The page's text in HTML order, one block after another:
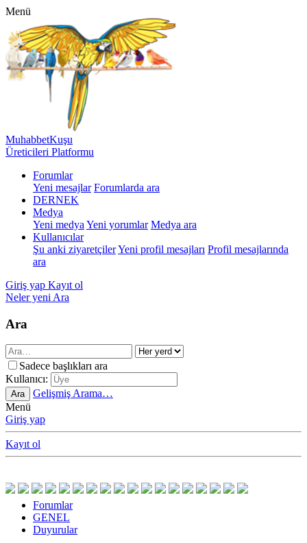
Menü
MuhabbetKuşu
Üreticileri Platformu
Forumlar
Yeni mesajlar Forumlarda ara
DERNEK
Medya
Yeni medya Yeni yorumlar Medya ara
Kullanıcılar
Şu anki ziyaretçilerYeni profil mesajları Profil mesajlarında
ara
Giriş yap Kayıt ol
Neler yeni Ara
Ara
Sadece başlıkları ara
Kullanıcı:
Ara
Gelişmiş Arama…
Menü
Giriş yap
Kayıt ol
Forumlar
GENEL
Duyurular